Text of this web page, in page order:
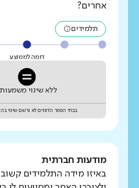
אחרים?
תלמידים
דומה לממוצע
ללא שינוי
בבתי הספר הדומים לא נרשם שינוי
מודעות חברתית
באיזו מידה התלמידים